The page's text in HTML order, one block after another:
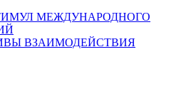
МЕЖДУНАРОДНОГО
ВЗАИМОДЕЙСТВИЯ